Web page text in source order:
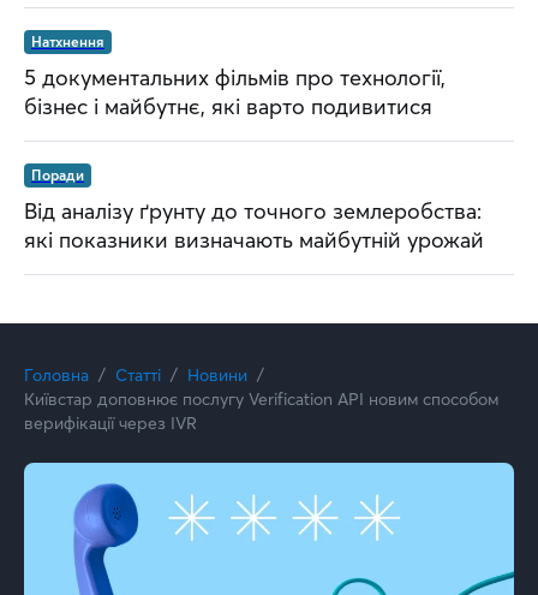
Натхнення
5 документальних фільмів про технології,
бізнес і майбутнє, які варто подивитися
Поради
Від аналізу ґрунту до точного землеробства:
які показники визначають майбутній урожай
Головна Статті
Новини
Київстар доповнює послугу Verification API новим способом
верифікації через IVR